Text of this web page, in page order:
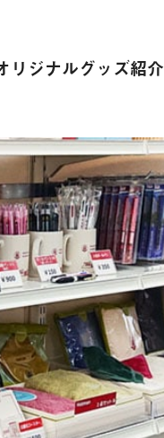
境
ト]
リジナルグッズ紹介